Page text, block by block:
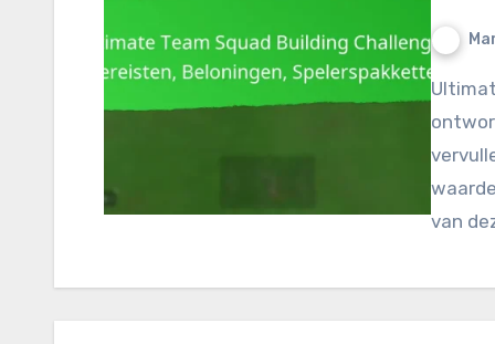
Ultimate Team Squad Building Challenges (SBC’s) zijn
van